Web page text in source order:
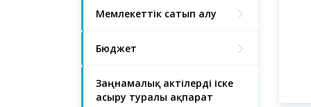
Мемлекеттік сатып алу
Бюджет
Заңнамалық актілерді іске
асыру туралы ақпарат